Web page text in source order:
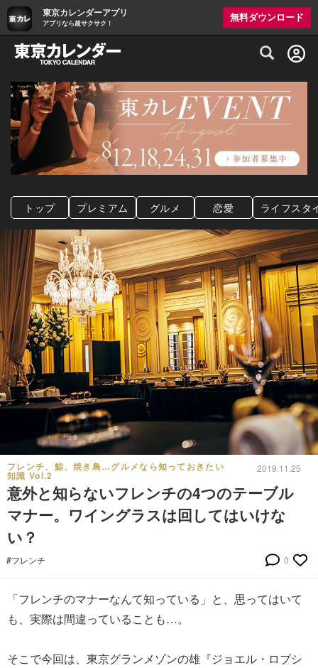
東京カレンダーアプリ
アプリなら超サクサク！
無料ダウンロード
グルメ情報・プレミアムレストラン予約
トップ プレミアム グルメ 恋愛 ライフスタ
フレンチ、鮨、焼き鳥…グルメなら知っておきたい
知識 Vol.2
2019.11.25
意外と知らないフレンチの4つのテーブル
マナー。ワイングラスは回してはいけな
い？
#フレンチ 0
「フレンチのマナーなんて知っている」と、思ってはいて
も、実際は間違っていることも…。
そこで今回は、東京グランメゾンの雄『ジョエル・ロブシ